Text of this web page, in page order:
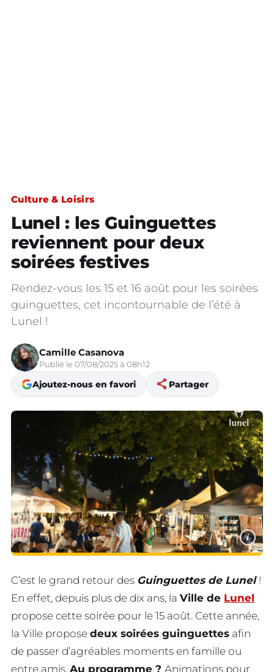
Culture & Loisirs
Lunel : les Guinguettes
reviennent pour deux
soirées festives
Rendez-vous les 15 et 16 août pour les soirées
guinguettes, cet incontournable de l’été à
Lunel !
Camille Casanova
Publié le 07/08/2025 à 08h12
Ajoutez-nous en favori share Partager
i
C’est le grand retour des Guinguettes de Lunel !
En effet, depuis plus de dix ans, la Ville de Lunel
propose cette soirée pour le 15 août. Cette année,
la Ville propose deux soirées guinguettes afin
de passer d’agréables moments en famille ou
entre amis. Au programme ? Animations pour